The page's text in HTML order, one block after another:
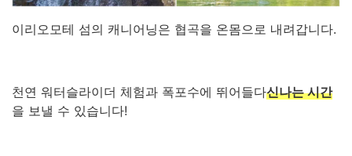
이리오모테 섬의 캐니어닝은 협곡을 온몸으로 내려갑니다.
천연 워터슬라이더 체험과 폭포수에 뛰어들다신나는 시간
을 보낼 수 있습니다!